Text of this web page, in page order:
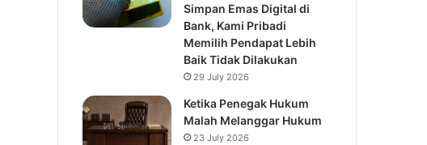
Simpan Emas Digital di
Bank, Kami Pribadi
Memilih Pendapat Lebih
Baik Tidak Dilakukan
29 July 2026
Ketika Penegak Hukum
Malah Melanggar Hukum
23 July 2026